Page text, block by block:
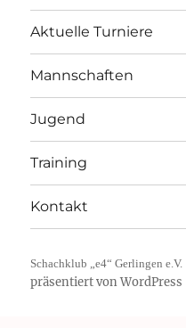
Aktuelle Turniere
Mannschaften
Jugend
Training
Kontakt
Schachklub „e4“ Gerlingen e.V.
präsentiert von WordPress